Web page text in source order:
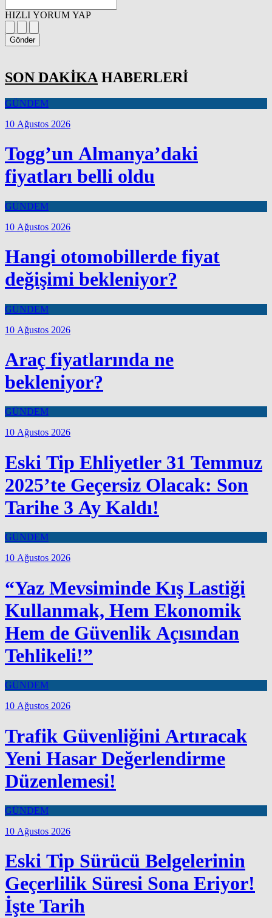
HIZLI YORUM YAP
Gönder
SON DAKİKA HABERLERİ
GÜNDEM
10 Ağustos 2026
Togg’un Almanya’daki
fiyatları belli oldu
GÜNDEM
10 Ağustos 2026
Hangi otomobillerde fiyat
değişimi bekleniyor?
GÜNDEM
10 Ağustos 2026
Araç fiyatlarında ne
bekleniyor?
GÜNDEM
10 Ağustos 2026
Eski Tip Ehliyetler 31 Temmuz
2025’te Geçersiz Olacak: Son
Tarihe 3 Ay Kaldı!
GÜNDEM
10 Ağustos 2026
“Yaz Mevsiminde Kış Lastiği
Kullanmak, Hem Ekonomik
Hem de Güvenlik Açısından
Tehlikeli!”
GÜNDEM
10 Ağustos 2026
Trafik Güvenliğini Artıracak
Yeni Hasar Değerlendirme
Düzenlemesi!
GÜNDEM
10 Ağustos 2026
Eski Tip Sürücü Belgelerinin
Geçerlilik Süresi Sona Eriyor!
İşte Tarih